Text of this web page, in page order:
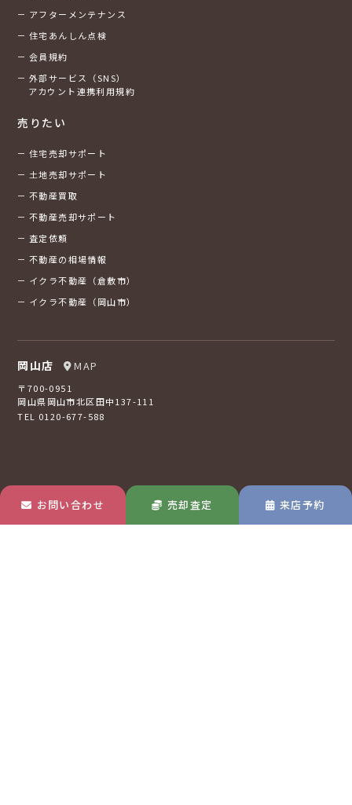
お問い合わせ 売却査定 来店予約
アフターメンテナンス
住宅あんしん点検
会員規約
外部サービス（SNS）
アカウント連携利用規約
売りたい
住宅売却サポート
土地売却サポート
不動産買取
不動産売却サポート
査定依頼
不動産の相場情報
イクラ不動産（倉敷市）
イクラ不動産（岡山市）
岡山店 MAP
〒700-0951
岡山県岡山市北区田中137-111
TEL 0120-677-588